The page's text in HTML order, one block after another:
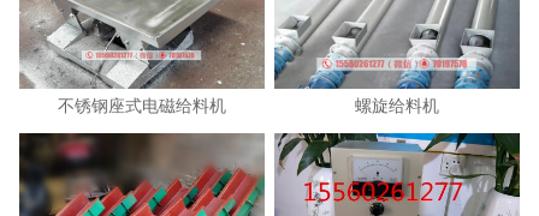
不锈钢座式电磁给料机 螺旋给料机